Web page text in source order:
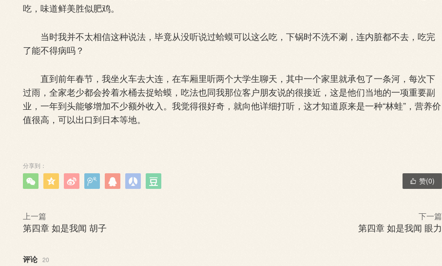
吃，味道鲜美胜似肥鸡。
当时我并不太相信这种说法，毕竟从没听说过蛤蟆可以这么吃，下锅时不洗不涮，连内脏都不去，吃完
了能不得病吗？
直到前年春节，我坐火车去大连，在车厢里听两个大学生聊天，其中一个家里就承包了一条河，每次下
过雨，全家老少都会拎着水桶去捉蛤蟆，吃法也同我那位客户朋友说的很接近，这是他们当地的一项重要副
业，一年到头能够增加不少额外收入。我觉得很好奇，就向他详细打听，这才知道原来是一种“林蛙”，营养价
值很高，可以出口到日本等地。
分享到：
        赞(0)
上一篇
第四章 如是我闻 胡子
下一篇
第四章 如是我闻 眼力
评论 20